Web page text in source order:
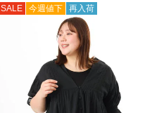
SALE 今週値下 再入荷